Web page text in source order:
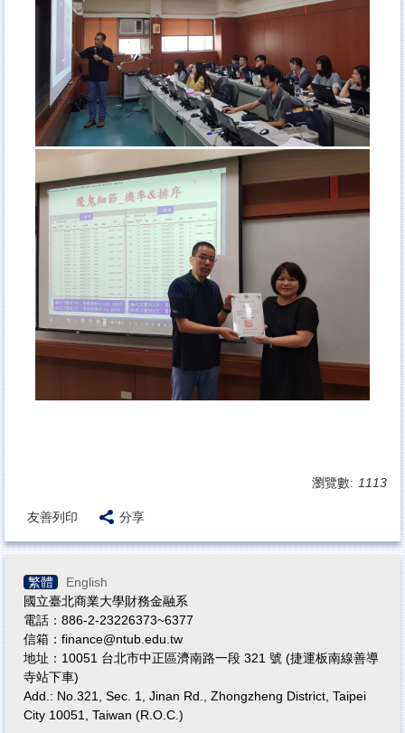
瀏覽數: 1113
友善列印 分享
繁體
English
國立臺北商業大學財務金融系
電話：886-2-23226373~6377
信箱：finance@ntub.edu.tw
地址：10051 台北市中正區濟南路一段 321 號 (捷運板南線善導
寺站下車)
Add.: No.321, Sec. 1, Jinan Rd., Zhongzheng District, Taipei
City 10051, Taiwan (R.O.C.)